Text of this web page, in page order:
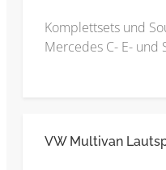
Komplettsets und
Mercedes C- E- und
VW Multivan